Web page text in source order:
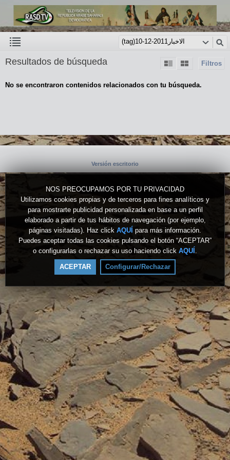
NOS PREOCUPAMOS POR TU PRIVACIDAD
Utilizamos cookies propias y de terceros para fines analíticos y
para mostrarte publicidad personalizada en base a un perfil
elaborado a partir de tus hábitos de navegación (por ejemplo,
páginas visitadas). Haz click AQUÍ para más información.
Puedes aceptar todas las cookies pulsando el botón “ACEPTAR”
o configurarlas o rechazar su uso haciendo click AQUÍ .
ACEPTAR Configurar/Rechazar
Filtros
Resultados de búsqueda
No se encontraron contenidos relacionados con tu búsqueda.
Versión escritorio